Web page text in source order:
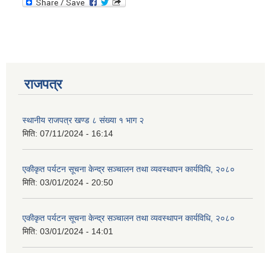
राजपत्र
स्थानीय राजपत्र खण्ड ८ संख्या १ भाग २
मिति: 07/11/2024 - 16:14
एकीकृत पर्यटन सूचना केन्द्र सञ्चालन तथा व्यवस्थापन कार्यविधि, २०८०
मिति: 03/01/2024 - 20:50
एकीकृत पर्यटन सूचना केन्द्र सञ्चालन तथा व्यवस्थापन कार्यविधि, २०८०
मिति: 03/01/2024 - 14:01